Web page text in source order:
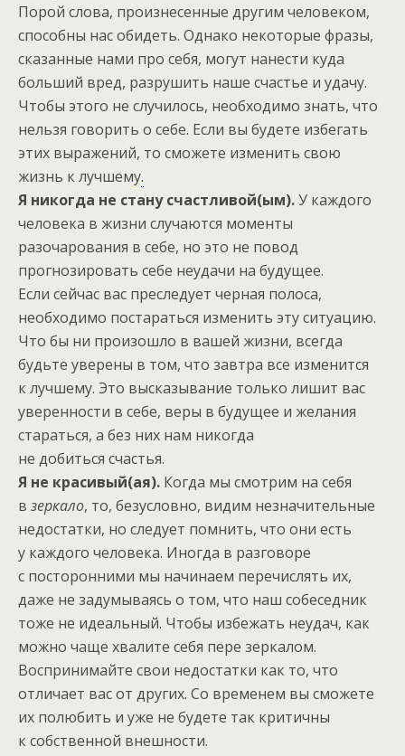
Порой слова, произнесенные другим человеком,
способны нас обидеть. Однако некоторые фразы,
сказанные нами про себя, могут нанести куда
больший вред, разрушить наше счастье и удачу.
Чтобы этого не случилось, необходимо знать, что
нельзя говорить о себе. Если вы будете избегать
этих выражений, то сможете изменить свою
жизнь к лучшему.
Я никогда не стану счастливой(ым).У каждого
человека в жизни случаются моменты
разочарования в себе, но это не повод
прогнозировать себе неудачи на будущее.
Если сейчас вас преследует черная полоса,
необходимо постараться изменить эту ситуацию.
Что бы ни произошло в вашей жизни, всегда
будьте уверены в том, что завтра все изменится
к лучшему. Это высказывание только лишит вас
уверенности в себе, веры в будущее и желания
стараться, а без них нам никогда
не добиться счастья.
Я не красивый(ая). Когда мы смотрим на себя
в зеркало, то, безусловно, видим незначительные
недостатки, но следует помнить, что они есть
у каждого человека. Иногда в разговоре
с посторонними мы начинаем перечислять их,
даже не задумываясь о том, что наш собеседник
тоже не идеальный. Чтобы избежать неудач, как
можно чаще хвалите себя пере зеркалом.
Воспринимайте свои недостатки как то, что
отличает вас от других. Со временем вы сможете
их полюбить и уже не будете так критичны
к собственной внешности.